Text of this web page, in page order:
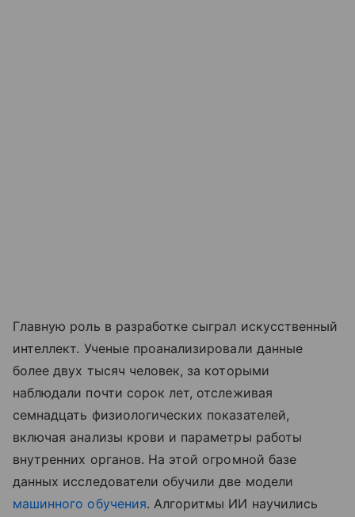
Главную роль в разработке сыграл искусственный
интеллект. Ученые проанализировали данные
более двух тысяч человек, за которыми
наблюдали почти сорок лет, отслеживая
семнадцать физиологических показателей,
включая анализы крови и параметры работы
внутренних органов. На этой огромной базе
данных исследователи обучили две модели
машинного обучения. Алгоритмы ИИ научились